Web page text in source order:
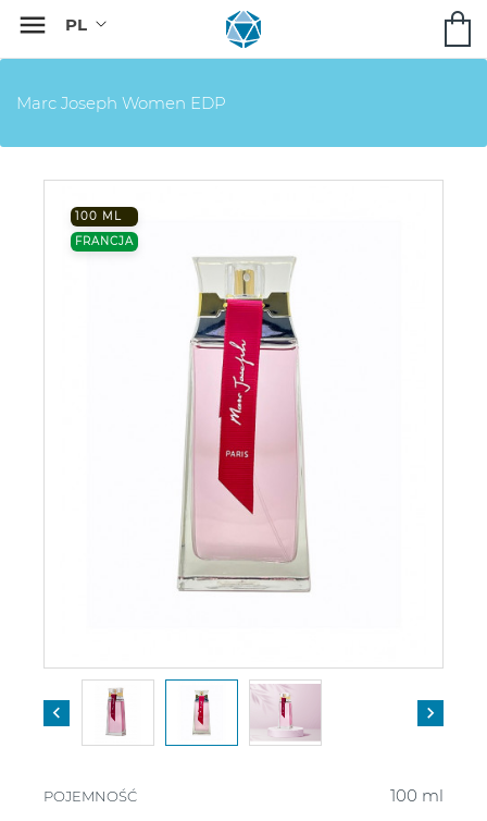

Marc Joseph Women EDP
100 ML
FRANCJA
 
POJEMNOŚĆ 100 ml